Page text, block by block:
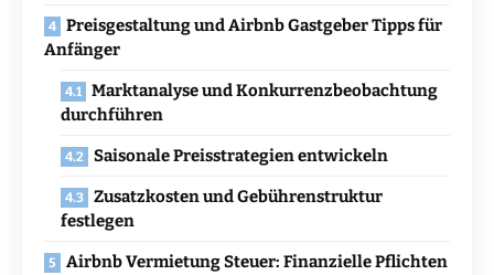
Preisgestaltung und Airbnb Gastgeber Tipps für
Anfänger
Marktanalyse und Konkurrenzbeobachtung
durchführen
Saisonale Preisstrategien entwickeln
Zusatzkosten und Gebührenstruktur
festlegen
Airbnb Vermietung Steuer: Finanzielle Pflichten